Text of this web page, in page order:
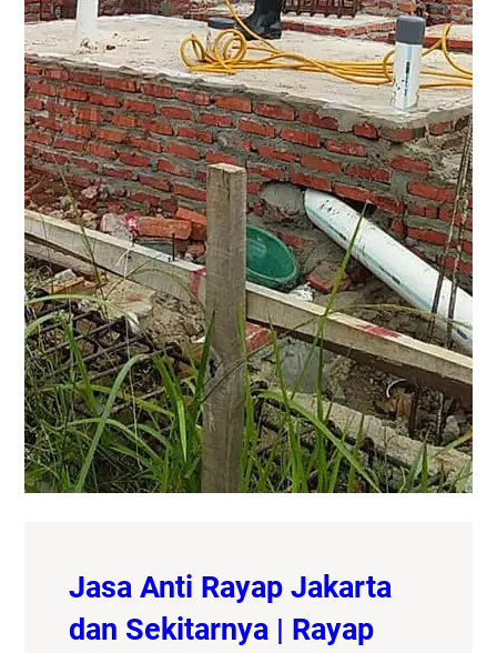
Jasa Anti Rayap Jakarta
dan Sekitarnya | Rayap